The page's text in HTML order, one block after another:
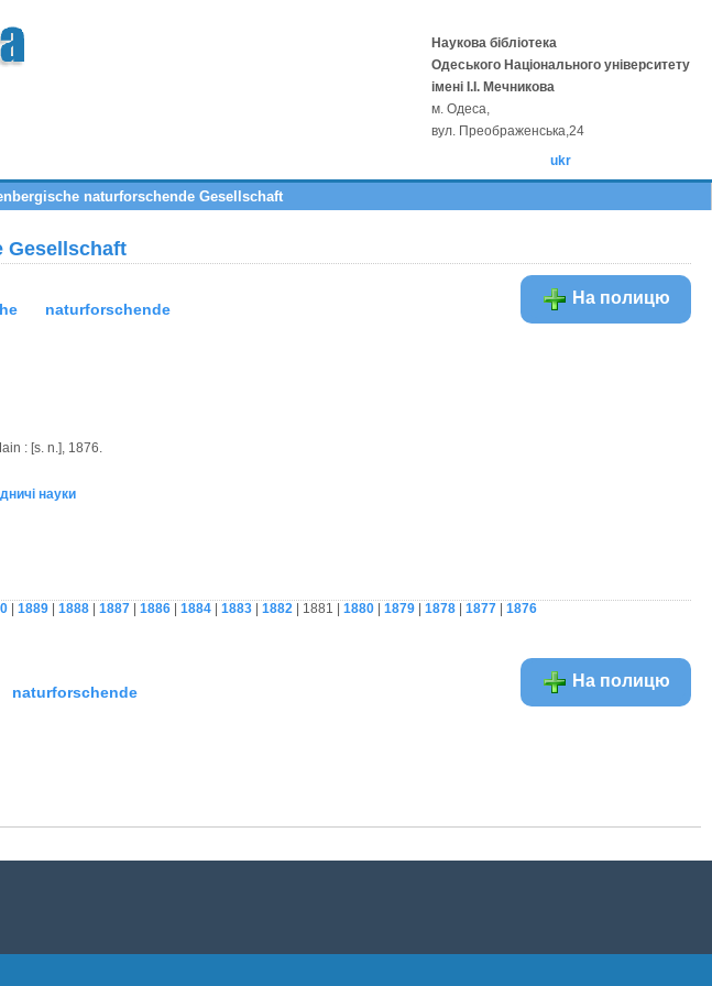
Наукова бібліотека
Одеського Національного університету
імені І.І. Мечникова
м. Одеса,
вул. Преображенська,24
ukr
naturforschende Gesellschaft
Gesellschaft
naturforschende
На полицю
: [s. n.], 1876.
науки
| 1889| 1888| 1887| 1886| 1884| 1883| 1882| 1881 | 1880| 1879| 1878| 1877| 1876
На полицю